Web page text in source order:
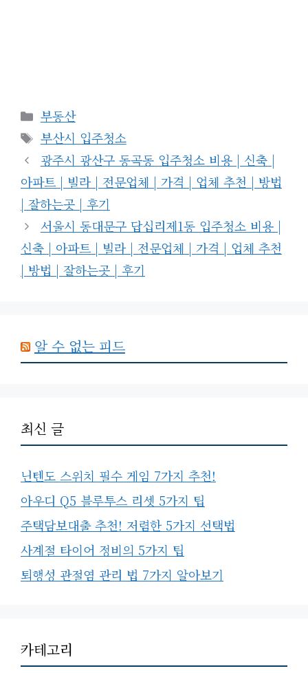
카
테
고
리
부동산
태
그
부산시 입주청소
광주시 광산구 동곡동 입주청소 비용 | 신축 |
아파트 | 빌라 | 전문업체 | 가격 | 업체 추천 | 방법
| 잘하는곳 | 후기
서울시 동대문구 답십리제1동 입주청소 비용 |
신축 | 아파트 | 빌라 | 전문업체 | 가격 | 업체 추천
| 방법 | 잘하는곳 | 후기
알 수 없는 피드
최신 글
닌텐도 스위치 필수 게임 7가지 추천!
아우디 Q5 블루투스 리셋 5가지 팁
주택담보대출 추천! 저렴한 5가지 선택법
사계절 타이어 정비의 5가지 팁
퇴행성 관절염 관리 법 7가지 알아보기
카테고리